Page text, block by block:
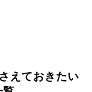
えておきたい